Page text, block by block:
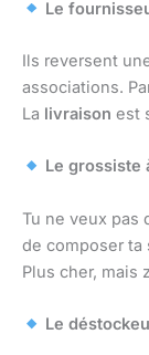
Le
Ils reversent
associations.
La livraison est
Le grossiste
Tu ne veux pas
de composer ta
Plus cher, mais
Le